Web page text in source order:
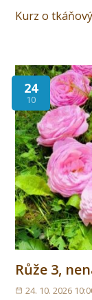
Kurz o
24
10
Růže 3,
24. 10. 2026